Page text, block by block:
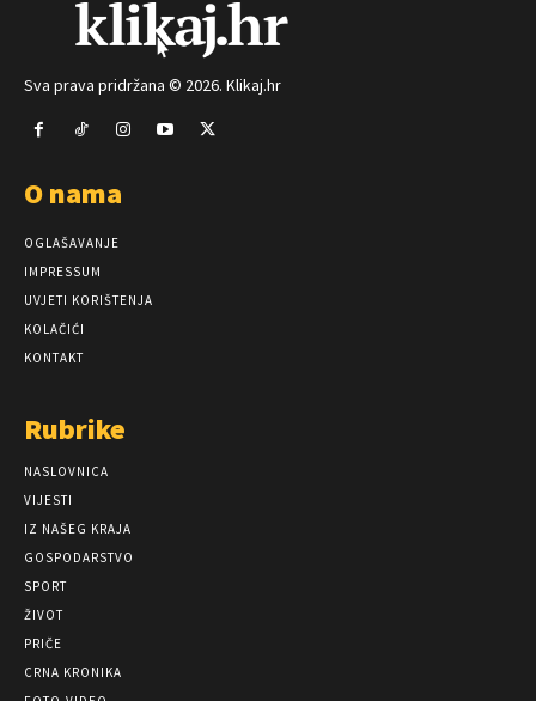
Sva prava pridržana © 2026. Klikaj.hr
O nama
OGLAŠAVANJE
IMPRESSUM
UVJETI KORIŠTENJA
KOLAČIĆI
KONTAKT
Rubrike
NASLOVNICA
VIJESTI
IZ NAŠEG KRAJA
GOSPODARSTVO
SPORT
ŽIVOT
PRIČE
CRNA KRONIKA